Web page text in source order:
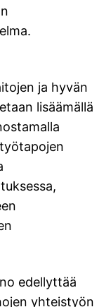
ja hyvän
lisäämällä
edellyttää
yhteistyön